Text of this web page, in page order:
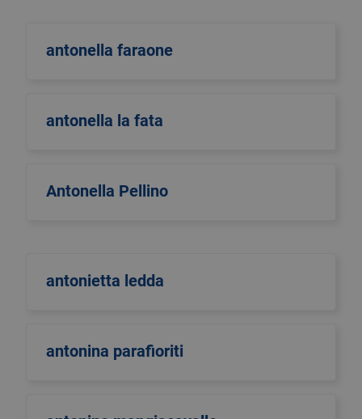
antonella faraone
antonella la fata
Antonella Pellino
antonietta ledda
antonina parafioriti